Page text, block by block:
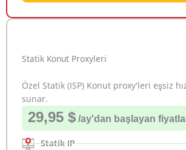
Statik Konut Proxyleri
Özel Statik (ISP) Konut proxy'leri eşsiz
sunar.
29,95 $ /ay'dan başlayan
Statik IP